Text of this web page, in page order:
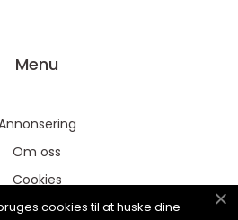
Menu
Om oss
Cookies
oss
cookies til at huske dine